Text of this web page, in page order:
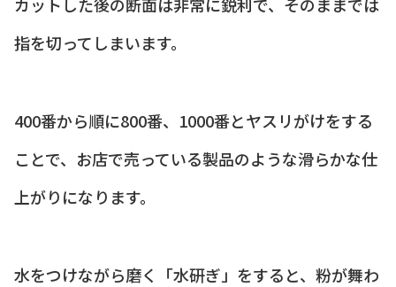
指を切ってしまいます。
400番から順に800番、1000番とヤスリがけをする
ことで、お店で売っている製品のような滑らかな仕
上がりになります。
水をつけながら磨く「水研ぎ」をすると、粉が舞わ